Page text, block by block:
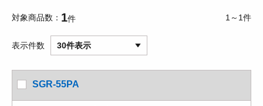
対象商品数 1件 1～1件
表示件数 30件表示
SGR-55PA